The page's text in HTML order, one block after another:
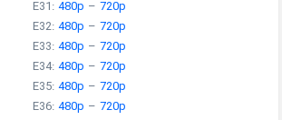
E31:480p – 720p
E32:480p – 720p
E33:480p – 720p
E34:480p – 720p
E35:480p – 720p
E36:480p – 720p